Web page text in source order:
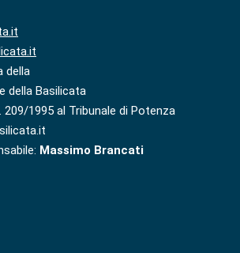
della
della Basilicata
209/1995 al Tribunale di Potenza
Massimo Brancati